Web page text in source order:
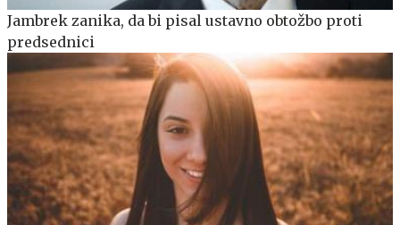
Jambrek zanika, da bi pisal ustavno obtožbo proti
predsednici